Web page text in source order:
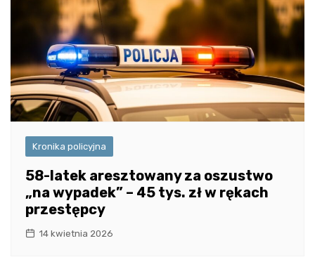
Kronika policyjna
58-latek aresztowany za oszustwo
„na wypadek” – 45 tys. zł w rękach
przestępcy
14 kwietnia 2026